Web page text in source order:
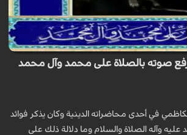
صوته بالصلاة على محمد وآل محمد
في أحدى محاضراته الدينية وكان يذكر فوائد
عليه وآله الصلاة والسلام وما دلالة ذلك على